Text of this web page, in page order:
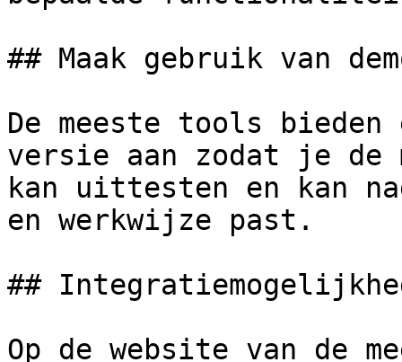
## Maak gebruik van
De meeste tools
versie aan zodat je de
kan uittesten en kan
en werkwijze past.
##
Op de website van de